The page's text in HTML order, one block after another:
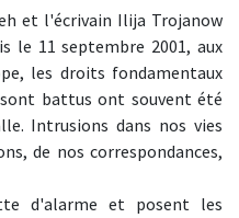
et l'écrivain Ilija Trojanow
le 11 septembre 2001, aux
les droits fondamentaux
battus ont souvent été
Intrusions dans nos vies
de nos correspondances,
d'alarme et posent les